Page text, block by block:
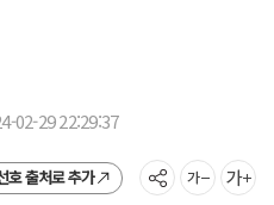
02-29 22:29:37
호 출처로 추가